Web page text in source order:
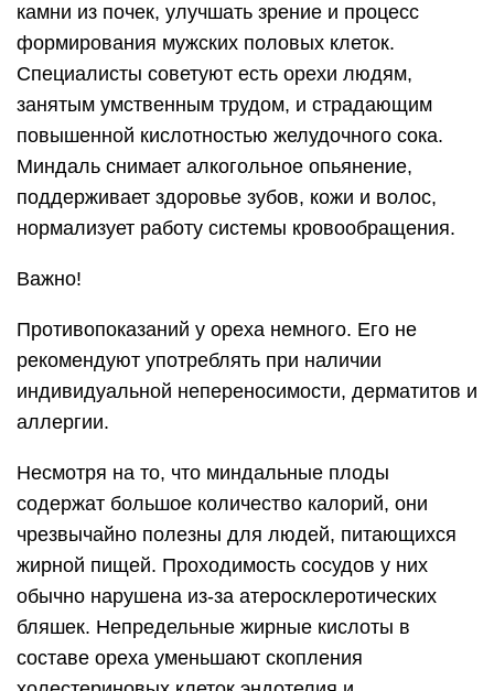
камни из почек, улучшать зрение и процесс
формирования мужских половых клеток.
Специалисты советуют есть орехи людям,
занятым умственным трудом, и страдающим
повышенной кислотностью желудочного сока.
Миндаль снимает алкогольное опьянение,
поддерживает здоровье зубов, кожи и волос,
нормализует работу системы кровообращения.
Важно!
Противопоказаний у ореха немного. Его не
рекомендуют употреблять при наличии
индивидуальной непереносимости, дерматитов и
аллергии.
Несмотря на то, что миндальные плоды
содержат большое количество калорий, они
чрезвычайно полезны для людей, питающихся
жирной пищей. Проходимость сосудов у них
обычно нарушена из-за атеросклеротических
бляшек. Непредельные жирные кислоты в
составе ореха уменьшают скопления